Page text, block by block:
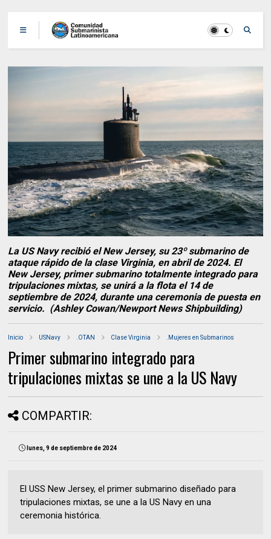
La US Navy recibió el New Jersey, su 23º submarino de
ataque rápido de la clase Virginia, en abril de 2024. El
New Jersey, primer submarino totalmente integrado para
tripulaciones mixtas, se unirá a la flota el 14 de
septiembre de 2024, durante una ceremonia de puesta en
servicio. (Ashley Cowan/Newport News Shipbuilding)
Inicio USNavy .OTAN Clase Virginia .Mujeres en Submarinos
Primer submarino integrado para
tripulaciones mixtas se une a la US Navy
COMPARTIR:
lunes, 9 de septiembre de 2024
El USS New Jersey, el primer submarino diseñado para
tripulaciones mixtas, se une a la US Navy en una
ceremonia histórica.